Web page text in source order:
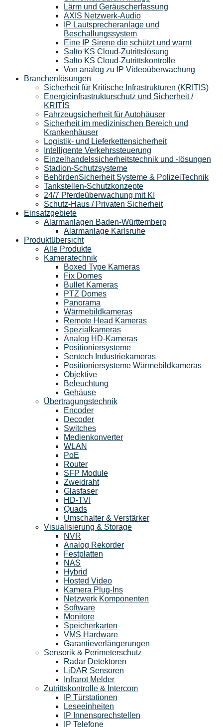
Lärm und Geräuscherfassung
AXIS Netzwerk-Audio
IP Lautsprecheranlage und
Beschallungssystem
Eine IP Sirene die schützt und warnt
Salto KS Cloud-Zutrittslösung
Salto KS Cloud-Zutrittskontrolle
Von analog zu IP Videoüberwachung
Branchenlösungen
Sicherheit für Kritische Infrastrukturen (KRITIS)
Energieinfrastrukturschutz und Sicherheit /
KRITIS
Fahrzeugsicherheit für Autohäuser
Sicherheit im medizinischen Bereich und
Krankenhäuser
Logistik- und Lieferkettensicherheit
Intelligente Verkehrssteuerung
Einzelhandelssicherheitstechnik und -lösungen
Stadion-Schutzsysteme
BehördenSicherheit Systeme & PolizeiTechnik
Tankstellen-Schutzkonzepte​
24/7 Pferdeüberwachung mit KI
Schutz-Haus / Privaten Sicherheit
Einsatzgebiete
Alarmanlagen Baden-Württemberg
Alarmanlage Karlsruhe
Produktübersicht
Alle Produkte
Kameratechnik
Boxed Type Kameras
Fix Domes
Bullet Kameras
PTZ Domes
Panorama
Wärmebildkameras
Remote Head Kameras
Spezialkameras
Analog HD-Kameras
Positioniersysteme
Sentech Industriekameras
Positioniersysteme Wärmebildkameras
Objektive
Beleuchtung
Gehäuse
Übertragungstechnik
Encoder
Decoder
Switches
Medienkonverter
WLAN
PoE
Router
SFP Module
Zweidraht
Glasfaser
HD-TVI
Quads
Umschalter & Verstärker
Visualisierung & Storage
NVR
Analog Rekorder
Festplatten
NAS
Hybrid
Hosted Video
Kamera Plug-Ins
Netzwerk Komponenten
Software
Monitore
Speicherkarten
VMS Hardware
Garantieverlängerungen
Sensorik & Perimeterschutz
Radar Detektoren
LiDAR Sensoren
Infrarot Melder
Zutrittskontrolle & Intercom
IP Türstationen
Leseeinheiten
IP Innensprechstellen
IP Telefone